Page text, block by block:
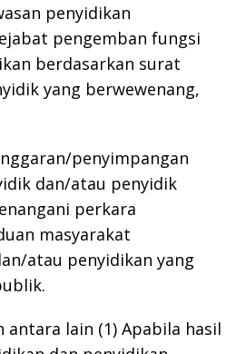
penyidikan
pengemban fungsi
berdasarkan surat
yang berwewenang,
penyimpangan
dan/atau penyidik
perkara
masyarakat
atau penyidikan yang
antara lain (1) Apabila hasil